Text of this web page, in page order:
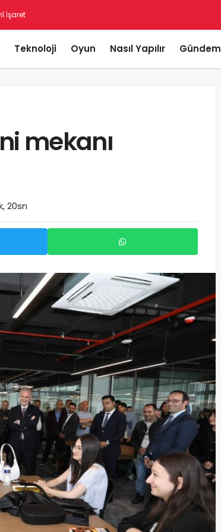
Teknoloji Oyun Nasıl Yapılır Gündem
mekanı
20sn